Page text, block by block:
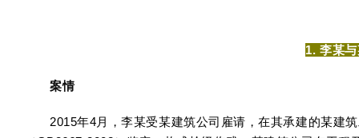
1. 李某
案情
2015年4月，李某受某建筑公司雇请，在其承建的某建